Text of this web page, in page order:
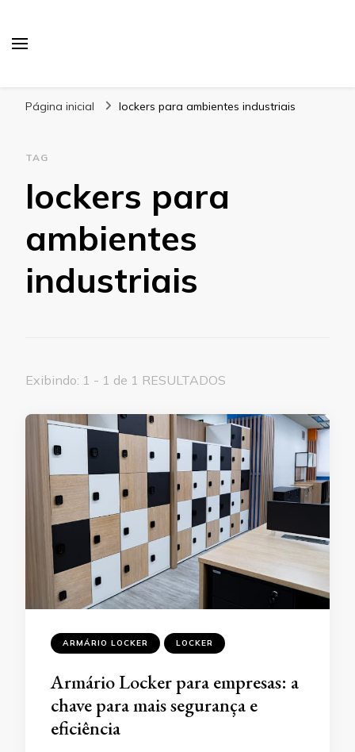
Página inicial lockers para ambientes industriais
TAG
lockers para
ambientes
industriais
Exibindo: 1 - 1 de 1 RESULTADOS
ARMÁRIO LOCKER LOCKER
Armário Locker para empresas: a
chave para mais segurança e
eficiência